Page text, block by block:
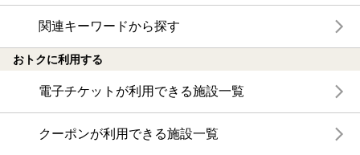
関連キーワードから探す
おトクに利用する
電子チケットが利用できる施設一覧
クーポンが利用できる施設一覧